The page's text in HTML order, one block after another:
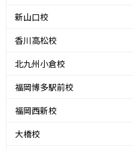
新山口校
香川高松校
北九州小倉校
福岡博多駅前校
福岡西新校
大橋校